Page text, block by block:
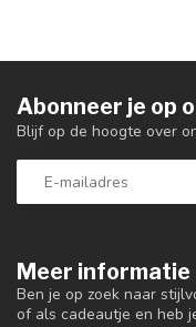
Meer informatie
Ben je op zoek naar
of als cadeautje en heb
Abonneer je op
Blijf op de hoogte over